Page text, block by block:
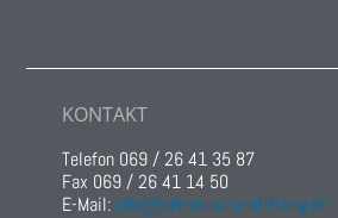
KONTAKT
Telefon 069 / 26 41 35 87
Fax 069 / 26 41 14 50
E-Mail: info@artemusica-stiftung.de